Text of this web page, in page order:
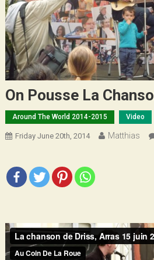
On Pousse La
Around The World 2014-2015 Video
Friday June 20th, 2014 Matthias